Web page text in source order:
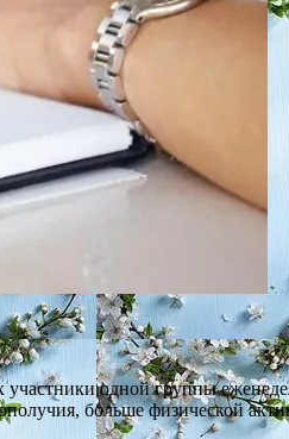
одной группы
больше физической